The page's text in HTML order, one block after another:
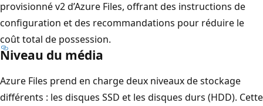
provisionné v2 d’Azure Files, offrant des instructions de
configuration et des recommandations pour réduire le
coût total de possession.
Niveau du média
Azure Files prend en charge deux niveaux de stockage
différents : les disques SSD et les disques durs (HDD). Cette